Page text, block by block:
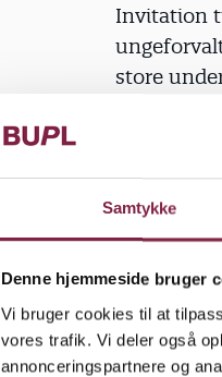
Samtykke
Denne hjemmeside bruger
Vi bruger cookies til at
vores trafik. Vi deler også
annonceringspartnere og
Invitation
store
For at
skulle gå